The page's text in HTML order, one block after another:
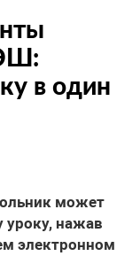
в один
может
уроку, нажав
электронном